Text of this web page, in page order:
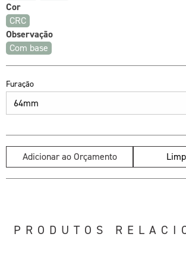
Cor
CRC
Observação
Com base
Furação
Adicionar ao Orçamento
PRODUTOS